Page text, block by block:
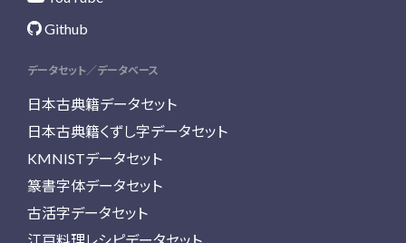
Github
データセット／データベース
日本古典籍データセット
日本古典籍くずし字データセット
KMNISTデータセット
篆書字体データセット
古活字データセット